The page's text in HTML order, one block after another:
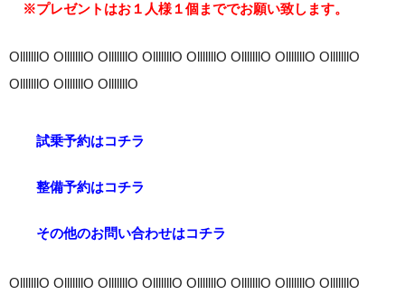
※プレゼントはお１人様１個まででお願い致します。
OlllllllO OlllllllO OlllllllO OlllllllO OlllllllO OlllllllO OlllllllO OlllllllO
OlllllllO OlllllllO OlllllllO
試乗予約はコチラ
整備予約はコチラ
その他のお問い合わせはコチラ
OlllllllO OlllllllO OlllllllO OlllllllO OlllllllO OlllllllO OlllllllO OlllllllO